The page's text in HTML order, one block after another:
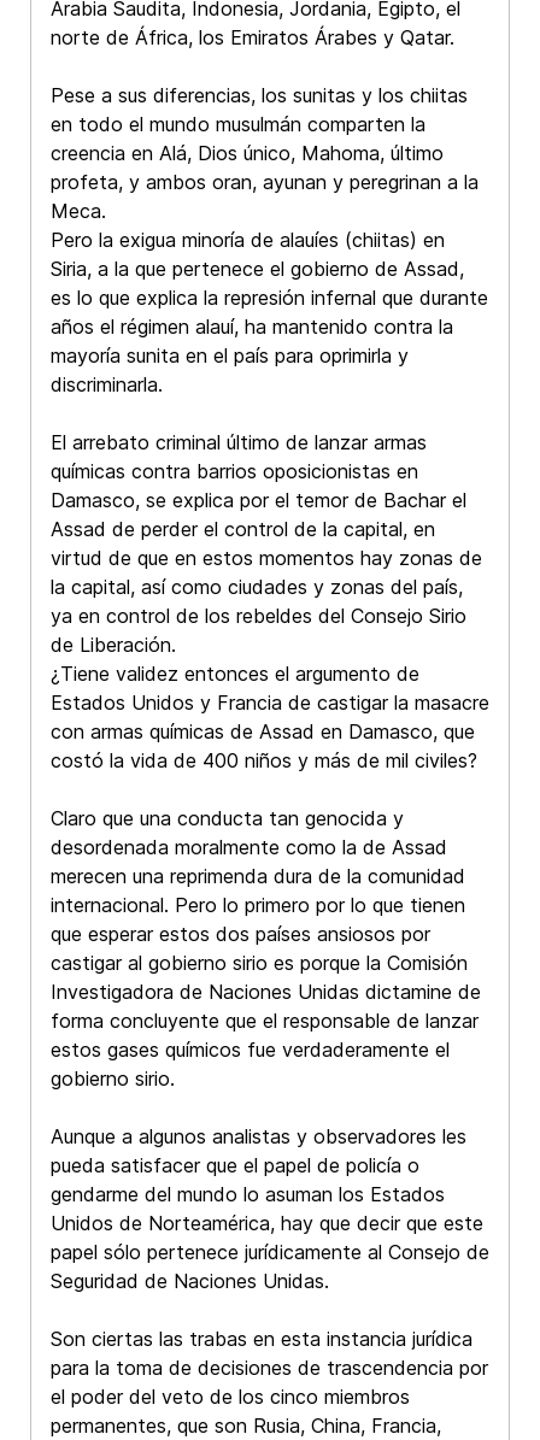
Arabia Saudita, Indonesia, Jordania, Egipto, el
norte de África, los Emiratos Árabes y Qatar.
Pese a sus diferencias, los sunitas y los chiitas
en todo el mundo musulmán comparten la
creencia en Alá, Dios único, Mahoma, último
profeta, y ambos oran, ayunan y peregrinan a la
Meca.
Pero la exigua minoría de alauíes (chiitas) en
Siria, a la que pertenece el gobierno de Assad,
es lo que explica la represión infernal que durante
años el régimen alauí, ha mantenido contra la
mayoría sunita en el país para oprimirla y
discriminarla.
El arrebato criminal último de lanzar armas
químicas contra barrios oposicionistas en
Damasco, se explica por el temor de Bachar el
Assad de perder el control de la capital, en
virtud de que en estos momentos hay zonas de
la capital, así como ciudades y zonas del país,
ya en control de los rebeldes del Consejo Sirio
de Liberación.
¿Tiene validez entonces el argumento de
Estados Unidos y Francia de castigar la masacre
con armas químicas de Assad en Damasco, que
costó la vida de 400 niños y más de mil civiles?
Claro que una conducta tan genocida y
desordenada moralmente como la de Assad
merecen una reprimenda dura de la comunidad
internacional. Pero lo primero por lo que tienen
que esperar estos dos países ansiosos por
castigar al gobierno sirio es porque la Comisión
Investigadora de Naciones Unidas dictamine de
forma concluyente que el responsable de lanzar
estos gases químicos fue verdaderamente el
gobierno sirio.
Aunque a algunos analistas y observadores les
pueda satisfacer que el papel de policía o
gendarme del mundo lo asuman los Estados
Unidos de Norteamérica, hay que decir que este
papel sólo pertenece jurídicamente al Consejo de
Seguridad de Naciones Unidas.
Son ciertas las trabas en esta instancia jurídica
para la toma de decisiones de trascendencia por
el poder del veto de los cinco miembros
permanentes, que son Rusia, China, Francia,